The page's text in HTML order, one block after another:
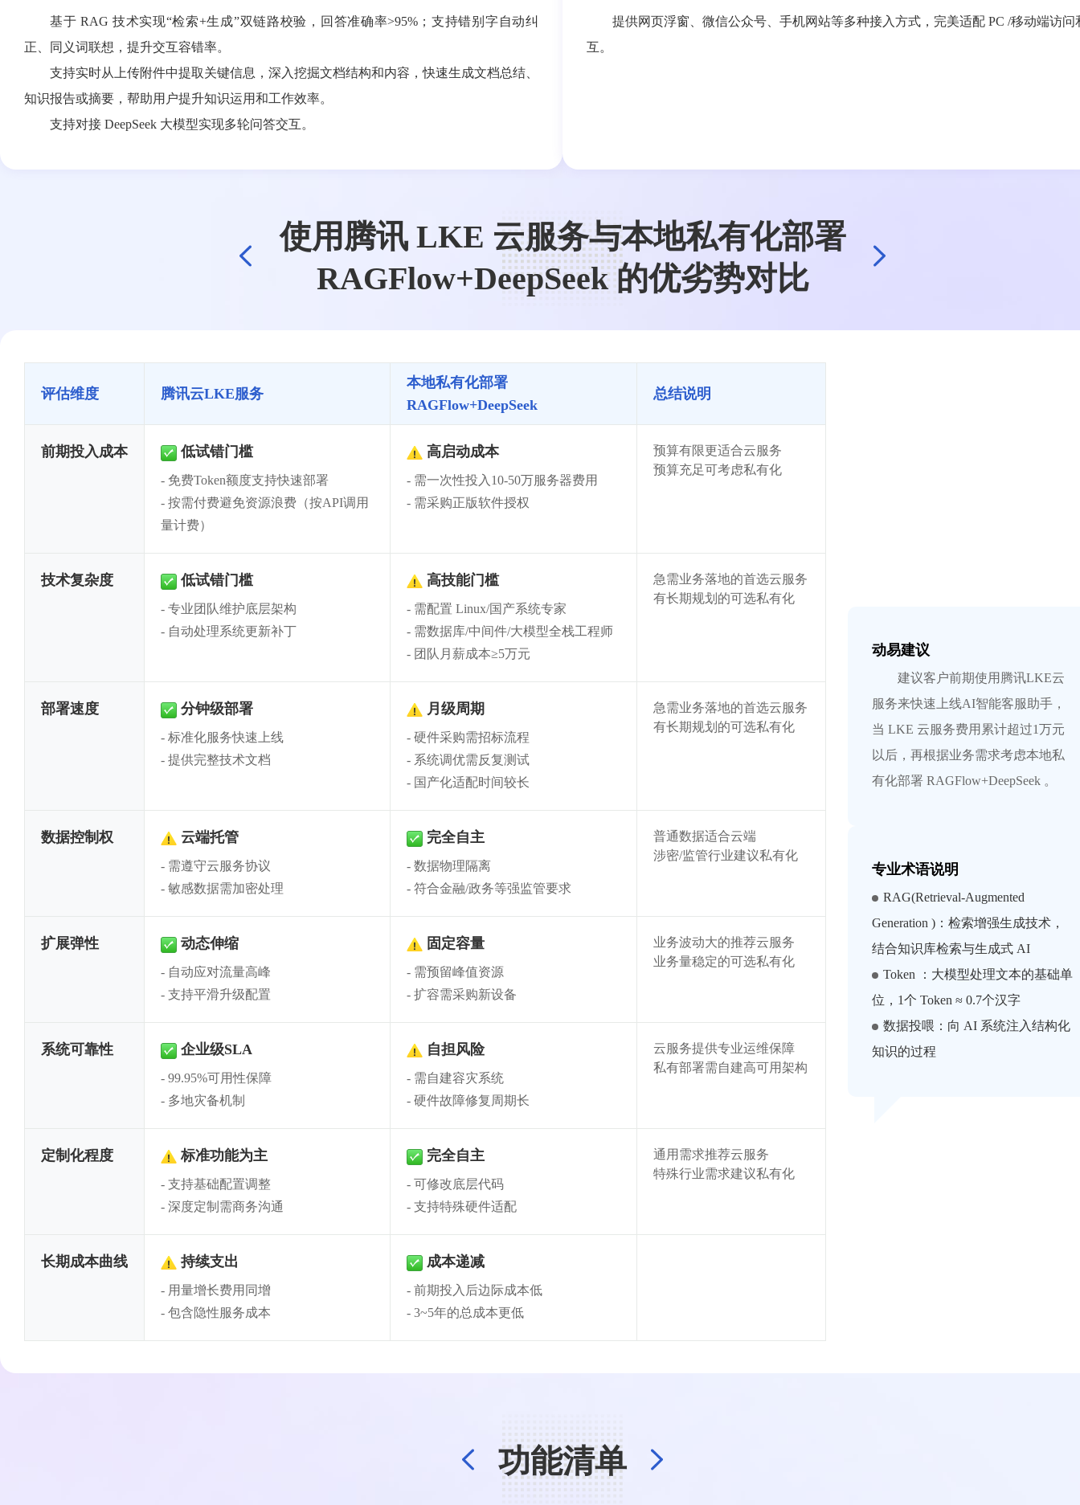
基于 RAG 技术实现“检索+生成”双链路校验，回答准确率>95%；支持错别字自动纠
正、同义词联想，提升交互容错率。
支持实时从上传附件中提取关键信息，深入挖掘文档结构和内容，快速生成文档总结、
知识报告或摘要，帮助用户提升知识运用和工作效率。
支持对接 DeepSeek 大模型实现多轮问答交互。
提供网页浮窗、微信公众号、手机网站等多种接入方式，完美适配 PC /移动端访问
互。
使用腾讯 LKE 云服务与本地私有化部署
RAGFlow+DeepSeek 的优劣势对比
评估维度 腾讯云LKE服务
本地私有化部署
RAGFlow+DeepSeek
总结说明
前期投入成本
✓
低试错门槛
免费Token额度支持快速部署
按需付费避免资源浪费（按API调用
量计费）
⚠
高启动成本
需一次性投入10-50万服务器费用
需采购正版软件授权
预算有限更适合云服务
预算充足可考虑私有化
技术复杂度
✓
低试错门槛
专业团队维护底层架构
自动处理系统更新补丁
⚠
高技能门槛
需配置 Linux/国产系统专家
需数据库/中间件/大模型全栈工程师
团队月薪成本≥5万元
急需业务落地的首选云服务
有长期规划的可选私有化
部署速度
✓
分钟级部署
标准化服务快速上线
提供完整技术文档
⚠
月级周期
硬件采购需招标流程
系统调优需反复测试
国产化适配时间较长
急需业务落地的首选云服务
有长期规划的可选私有化
数据控制权
⚠
云端托管
需遵守云服务协议
敏感数据需加密处理
✓
完全自主
数据物理隔离
符合金融/政务等强监管要求
普通数据适合云端
涉密/监管行业建议私有化
扩展弹性
✓
动态伸缩
自动应对流量高峰
支持平滑升级配置
⚠
固定容量
需预留峰值资源
扩容需采购新设备
业务波动大的推荐云服务
业务量稳定的可选私有化
系统可靠性
✓
企业级SLA
99.95%可用性保障
多地灾备机制
⚠
自担风险
需自建容灾系统
硬件故障修复周期长
云服务提供专业运维保障
私有部署需自建高可用架构
定制化程度
⚠
标准功能为主
支持基础配置调整
深度定制需商务沟通
✓
完全自主
可修改底层代码
支持特殊硬件适配
通用需求推荐云服务
特殊行业需求建议私有化
长期成本曲线
⚠
持续支出
用量增长费用同增
包含隐性服务成本
✓
成本递减
前期投入后边际成本低
3~5年的总成本更低
动易建议
建议客户前期使用腾讯LKE云
服务来快速上线AI智能客服助手，
当 LKE 云服务费用累计超过1万元
以后，再根据业务需求考虑本地私
有化部署 RAGFlow+DeepSeek 。
专业术语说明
RAG(Retrieval-Augmented
Generation )：检索增强生成技术，
结合知识库检索与生成式 AI
Token ：大模型处理文本的基础单
位，1个 Token ≈ 0.7个汉字
数据投喂：向 AI 系统注入结构化
知识的过程
功能清单